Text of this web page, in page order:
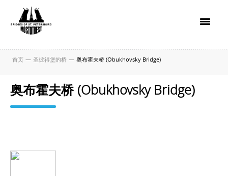
首页 — 圣彼得堡的桥 — 奥布霍夫桥 (Obukhovsky Bridge)
奥布霍夫桥 (Obukhovsky Bridge)